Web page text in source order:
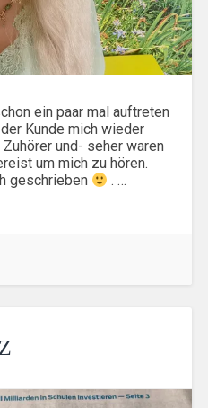
ein paar mal auftreten
Kunde mich wieder
und- seher waren
um mich zu hören.
geschrieben
. …